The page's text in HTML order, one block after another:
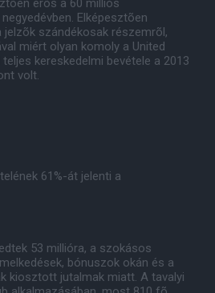
erõs a 60 milliós
Elképesztõen
szándékosak részemrõl,
miért olyan komoly a United
kereskedelmi bevétele a 2013
volt.
61%-át jelenti a
53 millióra, a szokásos
bónuszok okán és a
kiosztott jutalmak miatt. A tavalyi